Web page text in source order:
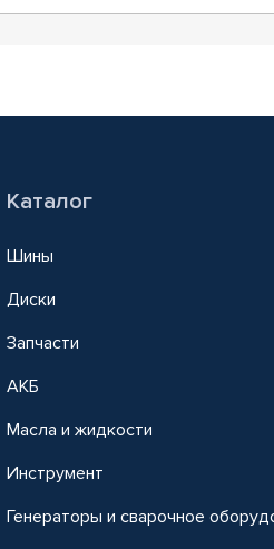
Каталог
Шины
Диски
Запчасти
АКБ
Масла и жидкости
Инструмент
Генераторы и сварочное